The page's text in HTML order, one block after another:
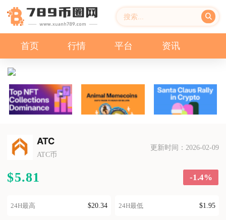
首页 行情 平台 资讯
ATC
ATC币
更新时间：2026-02-09
$5.81 -1.4%
24H最高 $20.34 24H最低 $1.95